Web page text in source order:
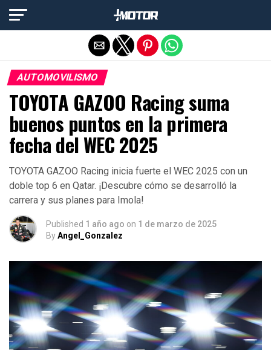
AUTOMOVILISMO
TOYOTA GAZOO Racing suma
buenos puntos en la primera
fecha del WEC 2025
TOYOTA GAZOO Racing inicia fuerte el WEC 2025 con un
doble top 6 en Qatar. ¡Descubre cómo se desarrolló la
carrera y sus planes para Imola!
Published 1 año ago on 1 de marzo de 2025
ByAngel_Gonzalez
Salir de la versión móvil